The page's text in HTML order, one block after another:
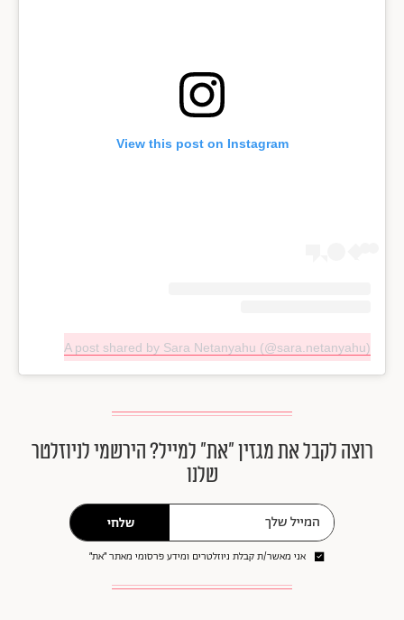
View this post on Instagram
A post shared by Sara Netanyahu (@sara.netanyahu)
רוצה לקבל את מגזין ״את״ למייל? הירשמי לניוזלטר
שלנו
שלחי
אני מאשר/ת קבלת ניוזלטרים ומידע פרסומי מאתר ״את״